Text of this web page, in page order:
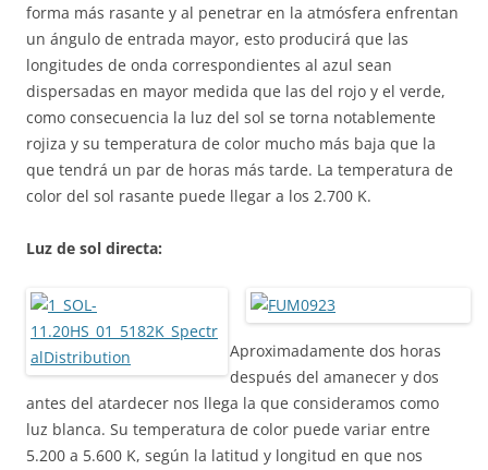
forma más rasante y al penetrar en la atmósfera enfrentan
un ángulo de entrada mayor, esto producirá que las
longitudes de onda correspondientes al azul sean
dispersadas en mayor medida que las del rojo y el verde,
como consecuencia la luz del sol se torna notablemente
rojiza y su temperatura de color mucho más baja que la
que tendrá un par de horas más tarde. La temperatura de
color del sol rasante puede llegar a los 2.700 K.
Luz de sol directa:
Aproximadamente dos horas
después del amanecer y dos
antes del atardecer nos llega la que consideramos como
luz blanca. Su temperatura de color puede variar entre
5.200 a 5.600 K, según la latitud y longitud en que nos